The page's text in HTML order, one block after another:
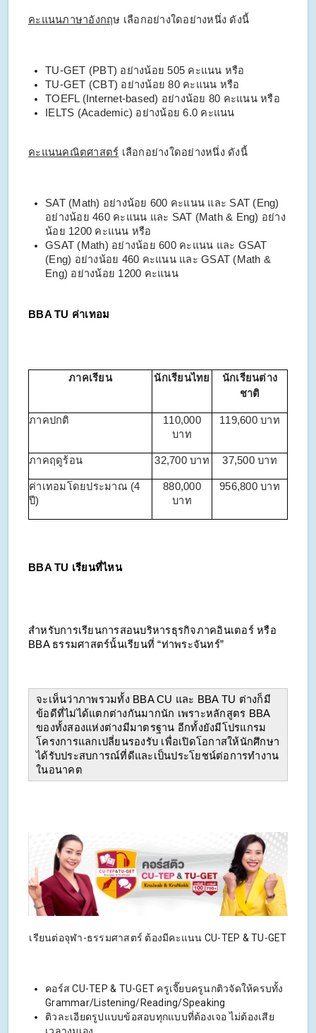
คะแนนภาษาอังกฤษ เลือกอย่างใดอย่างหนึ่ง ดังนี้
TU-GET (PBT) อย่างน้อย 505 คะแนน หรือ
TU-GET (CBT) อย่างน้อย 80 คะแนน หรือ
TOEFL (Internet-based) อย่างน้อย 80 คะแนน หรือ
IELTS (Academic) อย่างน้อย 6.0 คะแนน
คะแนนคณิตศาสตร์ เลือกอย่างใดอย่างหนึ่ง ดังนี้
SAT (Math) อย่างน้อย 600 คะแนน และ SAT (Eng)
อย่างน้อย 460 คะแนน และ SAT (Math & Eng) อย่าง
น้อย 1200 คะแนน หรือ
GSAT (Math) อย่างน้อย 600 คะแนน และ GSAT
(Eng) อย่างน้อย 460 คะแนน และ GSAT (Math &
Eng) อย่างน้อย 1200 คะแนน
BBA TU ค่าเทอม
ภาคเรียน นักเรียนไทย
นักเรียนต่าง
ชาติ
ภาคปกติ
110,000
บาท
119,600 บาท
ภาคฤดูร้อน 32,700 บาท 37,500 บาท
ค่าเทอมโดยประมาณ (4
ปี)
880,000
บาท
956,800 บาท
BBA TU เรียนที่ไหน
สำหรับการเรียนการสอนบริหารธุรกิจภาคอินเตอร์ หรือ
BBA ธรรมศาสตร์นั้นเรียนที่ “ท่าพระจันทร์”
จะเห็นว่าภาพรวมทั้ง BBA CU และ BBA TU ต่างก็มี
ข้อดีที่ไม่ได้แตกต่างกันมากนัก เพราะหลักสูตร BBA
ของทั้งสองแห่งต่างมีมาตรฐาน อีกทั้งยังมีโปรแกรม
โครงการแลกเปลี่ยนรองรับ เพื่อเปิดโอกาสให้นักศึกษา
ได้รับประสบการณ์ที่ดีและเป็นประโยชน์ต่อการทำงาน
ในอนาคต
เรียนต่อจุฬา-ธรรมศาสตร์ ต้องมีคะแนน CU-TEP & TU-GET
คอร์ส CU-TEP & TU-GET ครูเจี๊ยบครูนกติวจัดให้ครบทั้ง
Grammar/Listening/Reading/Speaking
ติวละเอียดรูปแบบข้อสอบทุกแบบที่ต้องเจอ ไม่ต้องเสีย